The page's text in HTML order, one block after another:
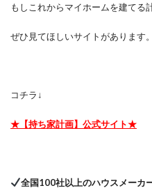
もしこれからマイホームを建てる
ぜひ見てほしいサイトがあります。
コチラ↓
★【持ち家計画】公式サイト★
全国100社以上のハウスメーカ